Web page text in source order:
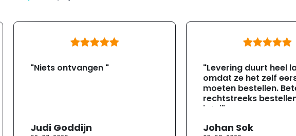
"Niets ontvangen "
Judi Goddijn
"Levering duurt heel
omdat ze het zelf
moeten bestellen.
rechtstreeks
jotul"
Johan Sok